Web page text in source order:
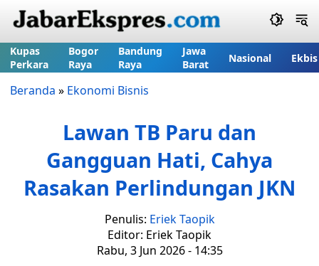
Kupas
Perkara
Bogor
Raya
Bandung
Raya
Jawa
Barat
Nasional Ekbis
Beranda » Ekonomi Bisnis
Lawan TB Paru dan
Gangguan Hati, Cahya
Rasakan Perlindungan JKN
Penulis: Eriek Taopik
Editor: Eriek Taopik
Rabu, 3 Jun 2026 - 14:35